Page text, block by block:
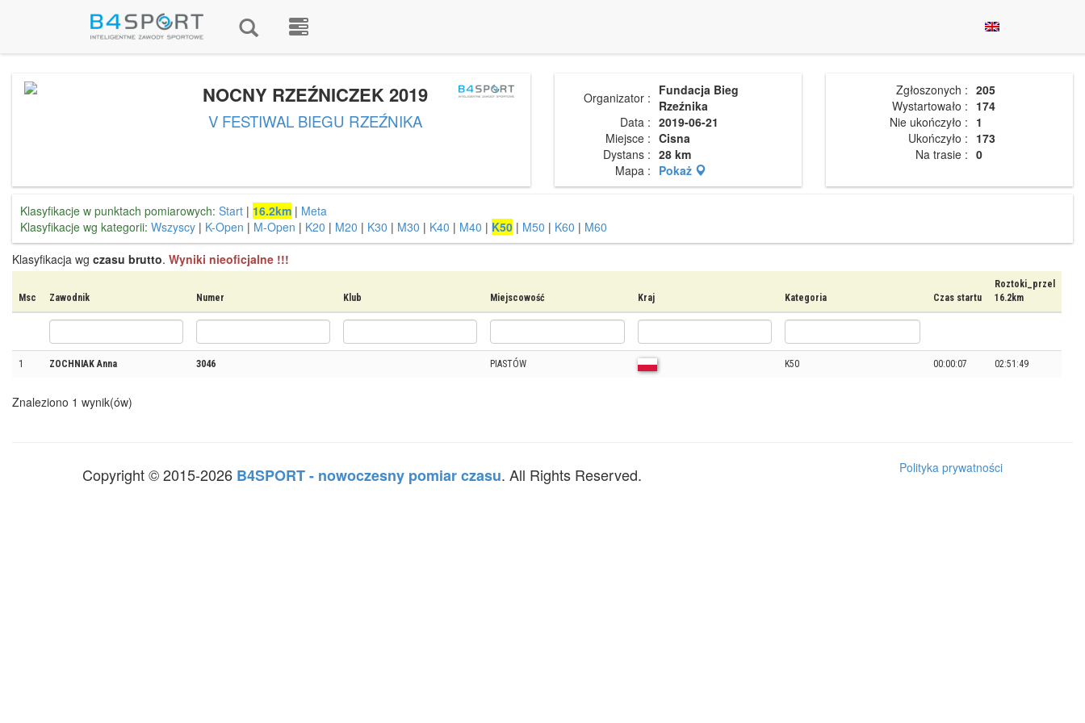
NOCNY RZEŹNICZEK 2019
V FESTIWAL BIEGU RZEŹNIKA
Organizator : Fundacja Bieg
Rzeźnika
Data : 2019-06-21
Miejsce : Cisna
Dystans : 28 km
Mapa : Pokaż
Zgłoszonych : 205
Wystartowało : 174
Nie ukończyło : 1
Ukończyło : 173
Na trasie : 0
Klasyfikacje w punktach pomiarowych: Start | 16.2km | Meta
Klasyfikacje wg kategorii: Wszyscy | K-Open | M-Open | K20 | M20 | K30 | M30 | K40 | M40 | K50 | M50 | K60 | M60
Klasyfikacja wg czasu brutto. Wyniki nieoficjalne !!!
Msc Zawodnik Numer Klub Miejscowość Kraj Kategoria Czas startu
Roztoki_przel
16.2km
1 ZOCHNIAK Anna 3046 PIASTÓW K50 00:00:07 02:51:49
Znaleziono 1 wynik(ów)
Copyright © 2015-2026 B4SPORT - nowoczesny pomiar czasu. All Rights Reserved. Polityka prywatności